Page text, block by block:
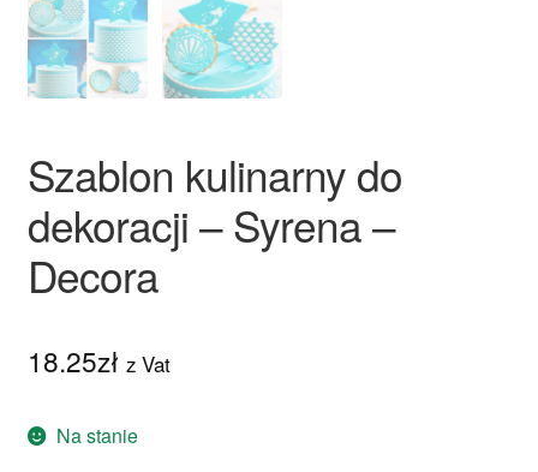
Szablon kulinarny do
dekoracji – Syrena –
Decora
18.25zł z Vat
Na stanie